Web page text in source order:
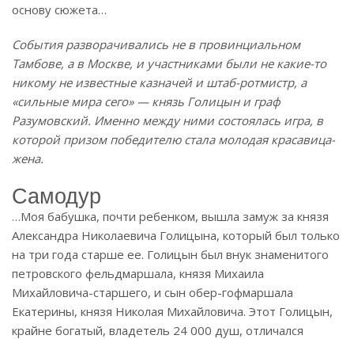
основу сюжета…
События разворачивались не в провинциальном
Тамбове, а в Москве, и участниками были не какие-то
никому не известные казначей и штаб-ротмистр, а
«сильные мира сего» — князь Голицын и граф
Разумовский. Именно между ними состоялась игра, в
которой призом победителю стала молодая красавица-
жена.
Самодур
…Моя бабушка, почти ребенком, вышла замуж за князя
Александра Николаевича Голицына, который был только
на три года старше ее. Голицын был внук знаменитого
петровского фельдмаршала, князя Михаила
Михайловича-старшего, и сын обер-гофмаршала
Екатерины, князя Николая Михайловича. Этот Голицын,
крайне богатый, владетель 24 000 душ, отличался